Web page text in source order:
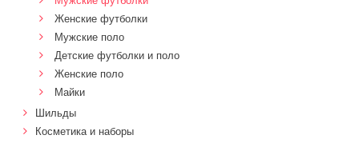
Женские футболки
Мужские поло
Детские футболки и поло
Женские поло
Майки
Шильды
Косметика и наборы